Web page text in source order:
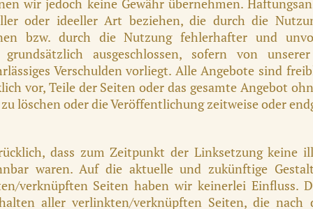
wir jedoch keine Gewähr übernehmen.
oder ideeller Art beziehen, die durch die
bzw. durch die Nutzung fehlerhafter und
ausgeschlossen, sofern von
Verschulden vorliegt. Alle Angebote sind
vor, Teile der Seiten oder das gesamte Angebot
löschen oder die Veröffentlichung zeitweise oder
dass zum Zeitpunkt der Linksetzung keine
waren. Auf die aktuelle und zukünftige
verknüpften Seiten haben wir keinerlei Einfluss.
aller verlinkten/verknüpften Seiten, die nach